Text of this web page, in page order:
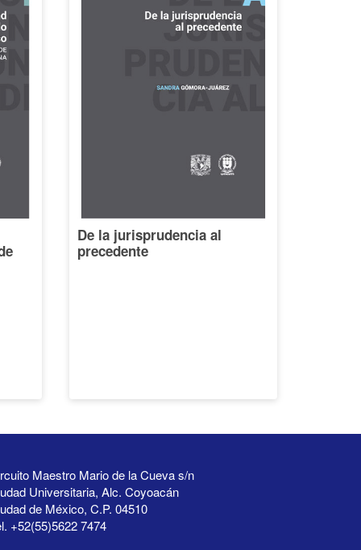
De la jurisprudencia al
precedente
Maestro Mario de la Cueva s/n
Universitaria, Alc. Coyoacán
de México, C.P. 04510
+52(55)5622 7474